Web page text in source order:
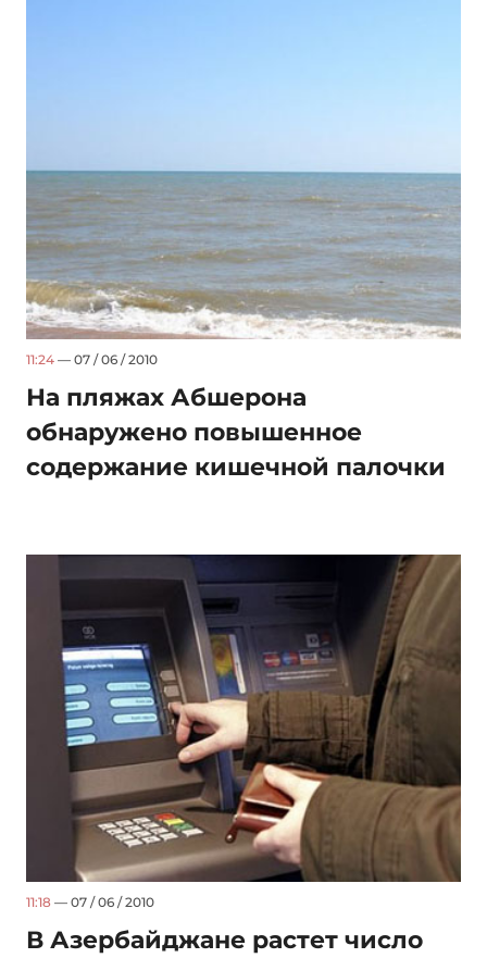
11:24 — 07 / 06 / 2010
На пляжах Абшерона
обнаружено повышенное
содержание кишечной палочки
11:18 — 07 / 06 / 2010
В Азербайджане растет число